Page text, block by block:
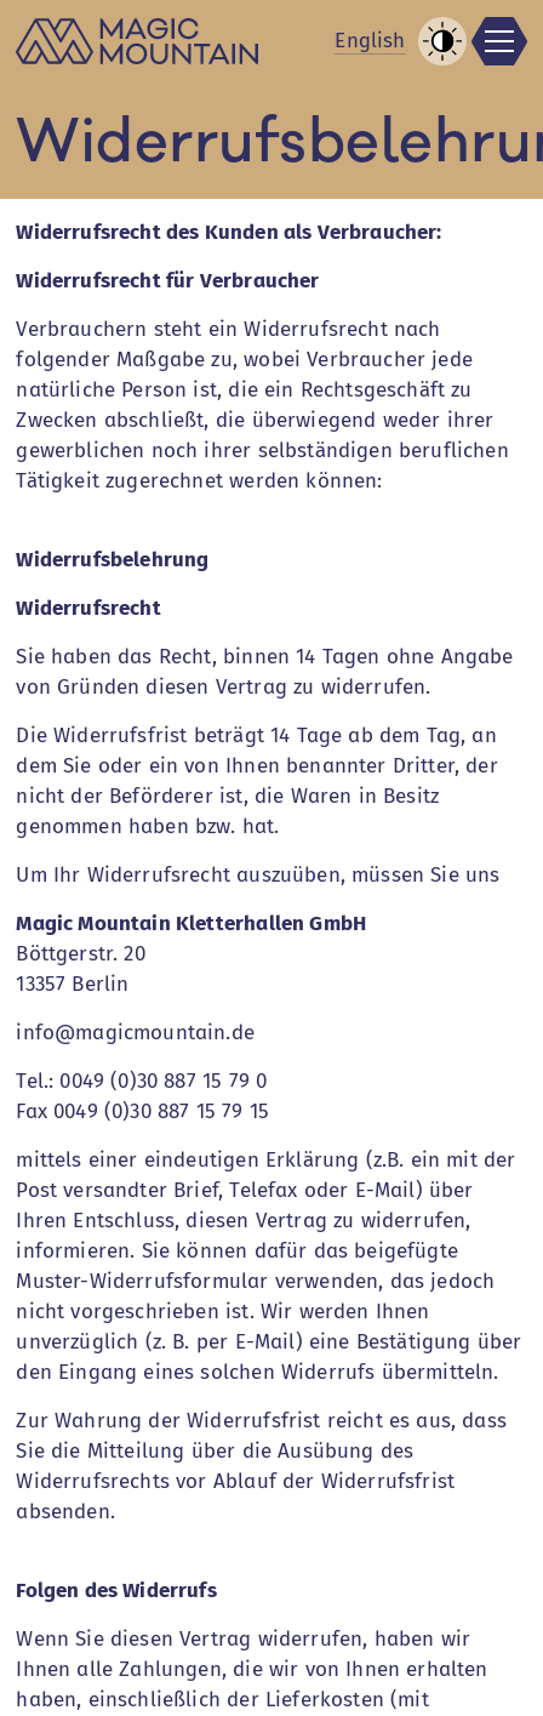
Zum
Inhalt
English
Widerrufsrecht des Kunden als Verbraucher:
Widerrufsrecht für Verbraucher
Verbrauchern steht ein Widerrufsrecht nach
folgender Maßgabe zu, wobei Verbraucher jede
natürliche Person ist, die ein Rechtsgeschäft zu
Zwecken abschließt, die überwiegend weder ihrer
gewerblichen noch ihrer selbständigen beruflichen
Tätigkeit zugerechnet werden können:
Widerrufsbelehrung
Widerrufsrecht
Sie haben das Recht, binnen 14 Tagen ohne Angabe
von Gründen diesen Vertrag zu widerrufen.
Die Widerrufsfrist beträgt 14 Tage ab dem Tag, an
dem Sie oder ein von Ihnen benannter Dritter, der
nicht der Beförderer ist, die Waren in Besitz
genommen haben bzw. hat.
Um Ihr Widerrufsrecht auszuüben, müssen Sie uns
Magic Mountain Kletterhallen GmbH
Böttgerstr. 20
13357 Berlin
info@magicmountain.de
Tel.: 0049 (0)30 887 15 79 0
Fax 0049 (0)30 887 15 79 15
mittels einer eindeutigen Erklärung (z.B. ein mit der
Post versandter Brief, Telefax oder E-Mail) über
Ihren Entschluss, diesen Vertrag zu widerrufen,
informieren. Sie können dafür das beigefügte
Muster-Widerrufsformular verwenden, das jedoch
nicht vorgeschrieben ist. Wir werden Ihnen
unverzüglich (z. B. per E-Mail) eine Bestätigung über
den Eingang eines solchen Widerrufs übermitteln.
Zur Wahrung der Widerrufsfrist reicht es aus, dass
Sie die Mitteilung über die Ausübung des
Widerrufsrechts vor Ablauf der Widerrufsfrist
absenden.
Folgen des Widerrufs
Wenn Sie diesen Vertrag widerrufen, haben wir
Ihnen alle Zahlungen, die wir von Ihnen erhalten
haben, einschließlich der Lieferkosten (mit